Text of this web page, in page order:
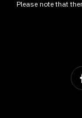
Please note that